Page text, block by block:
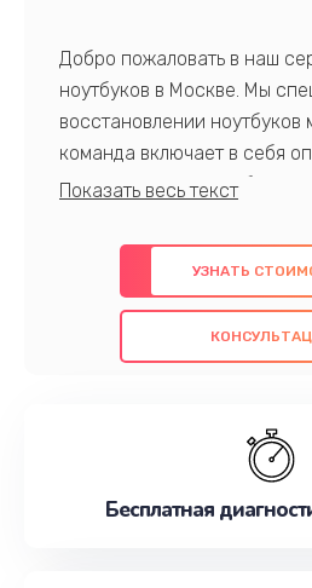
Добро пожаловать в наш
ноутбуков в Москве. Мы
восстановлении ноутбуков
команда включает в себя
профессионалов с
предлагаем быстрый и
использованием
также гарантируем
проведенных работ. Наша
наилучшим образом. Не
УЗНАТЬ
Бесплатная